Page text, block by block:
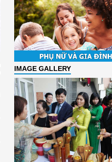
IMAGE GALLERY